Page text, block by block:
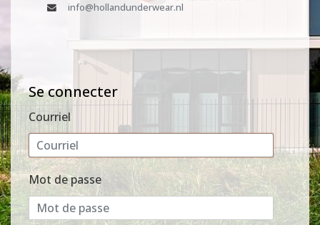
info@hollandunderwear.nl
Se connecter
Courriel
Mot de passe